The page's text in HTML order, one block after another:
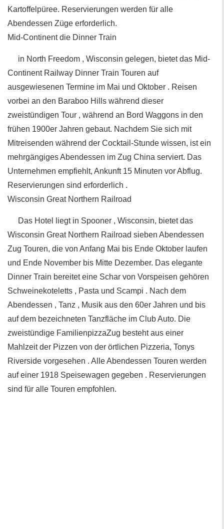
Kartoffelpüree. Reservierungen werden für alle
Abendessen Züge erforderlich.
Mid-Continent die Dinner Train
in North Freedom , Wisconsin gelegen, bietet das Mid-
Continent Railway Dinner Train Touren auf
ausgewiesenen Termine im Mai und Oktober . Reisen
vorbei an den Baraboo Hills während dieser
zweistündigen Tour , während an Bord Waggons in den
frühen 1900er Jahren gebaut. Nachdem Sie sich mit
Mitreisenden während der Cocktail-Stunde wissen, ist ein
mehrgängiges Abendessen im Zug China serviert. Das
Unternehmen empfiehlt, Ankunft 15 Minuten vor Abflug.
Reservierungen sind erforderlich .
Wisconsin Great Northern Railroad
Das Hotel liegt in Spooner , Wisconsin, bietet das
Wisconsin Great Northern Railroad sieben Abendessen
Zug Touren, die von Anfang Mai bis Ende Oktober laufen
und Ende November bis Mitte Dezember. Das elegante
Dinner Train bereitet eine Schar von Vorspeisen gehören
Schweinekoteletts , Pasta und Scampi . Nach dem
Abendessen , Tanz , Musik aus den 60er Jahren und bis
auf dem bezeichneten Tanzfläche im Club Auto. Die
zweistündige FamilienpizzaZug besteht aus einer
Mahlzeit der Pizzen von der örtlichen Pizzeria, Tonys
Riverside vorgesehen . Alle Abendessen Touren werden
auf einer 1918 Speisewagen gegeben . Reservierungen
sind für alle Touren empfohlen.